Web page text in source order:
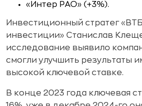
«Интер РАО» (+3%).
Инвестиционный стратег
инвестиции» Станислав
исследование выявило
смогли улучшить результаты
высокой ключевой ставке.
В конце 2023 года ключевая